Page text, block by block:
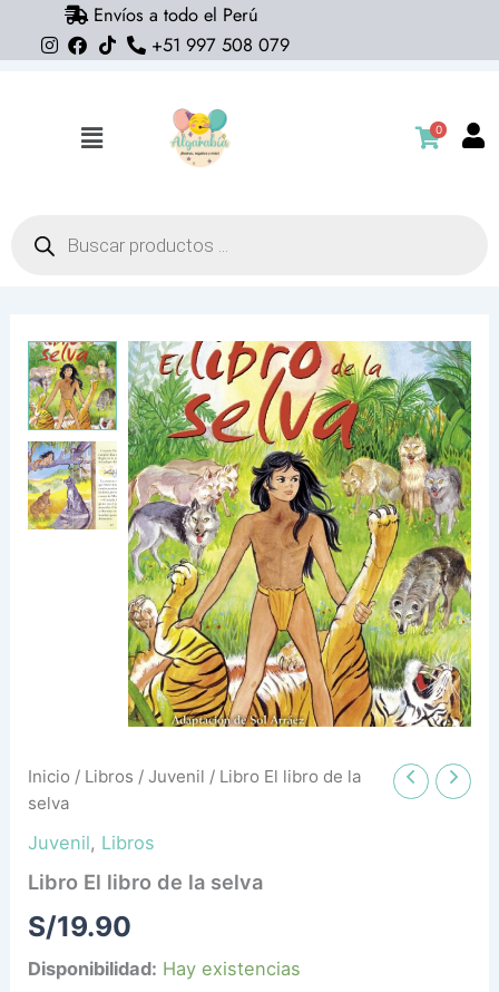
Envíos a todo el Perú
+51 997 508 079
Flyout
0
productos
Inicio / Libros /Juvenil / Libro El libro de la
selva
Juvenil, Libros
Libro El libro de la selva
S/19.90
Disponibilidad: Hay existencias
Libro
El
libro
de
la
selva
cantidad